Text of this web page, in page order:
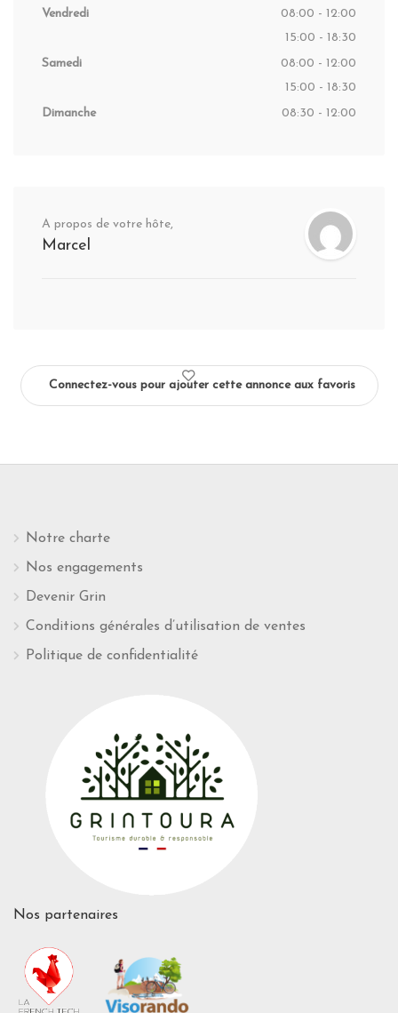
Vendredi
08:00 - 12:00
15:00 - 18:30
Samedi
08:00 - 12:00
15:00 - 18:30
Dimanche
08:30 - 12:00
A propos de votre hôte,
Marcel
Connectez-vous pour ajouter cette annonce aux favoris
Notre charte
Nos engagements
Devenir Grin
Conditions générales d’utilisation de ventes
Politique de confidentialité
Nos partenaires